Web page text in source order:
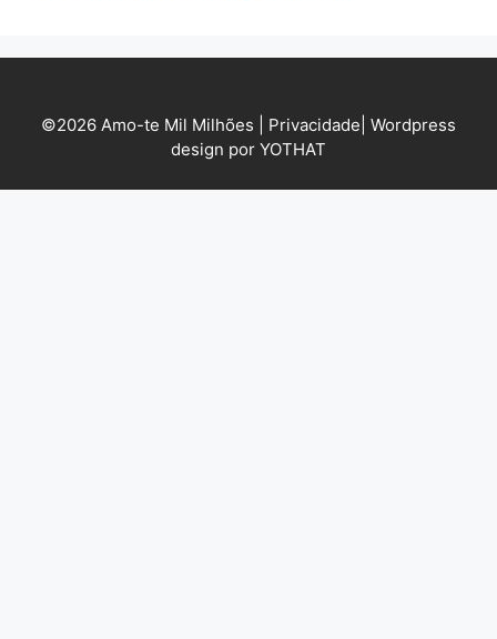
©2026 Amo-te Mil Milhões | Privacidade Wordpress
design por YOTHAT